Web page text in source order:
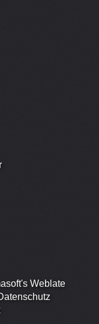
Weblate